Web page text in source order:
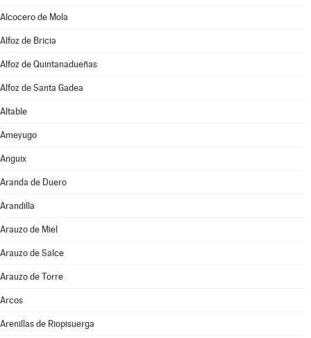
Alcocero de Mola
Alfoz de Bricia
Alfoz de Quintanadueñas
Alfoz de Santa Gadea
Altable
Ameyugo
Anguix
Aranda de Duero
Arandilla
Arauzo de Miel
Arauzo de Salce
Arauzo de Torre
Arcos
Arenillas de Riopisuerga